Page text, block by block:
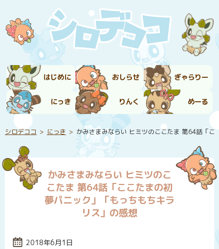
はじめに おしらせ ぎゃらりー
にっき りんく めーる
シロデココ にっき かみさまみならい ヒミツのここたま 第64話「
かみさまみならい ヒミツのこ
こたま 第64話「ここたまの初
夢パニック」「もっちもちキラ
リス」の感想
投稿日:
2018年6月1日